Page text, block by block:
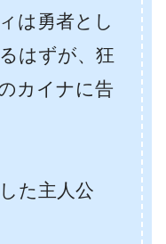
は勇者とし
はずが、狂
カイナに告
た主人公